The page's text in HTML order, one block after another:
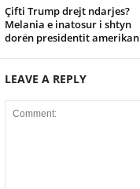
Çifti Trump drejt ndarjes?
Melania e inatosur i shtyn
dorën presidentit amerikan
LEAVE A REPLY